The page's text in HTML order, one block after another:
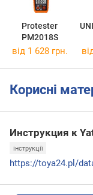
Protester
PM2018S
від 1 628 грн.
Корисні
Инструкция к
інструкції